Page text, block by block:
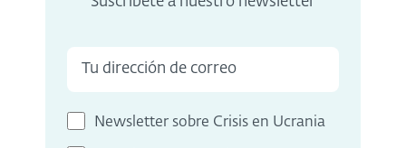
Newsletter sobre Crisis en Ucrania